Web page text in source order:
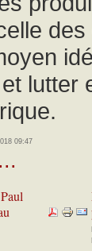
lutter
09:47